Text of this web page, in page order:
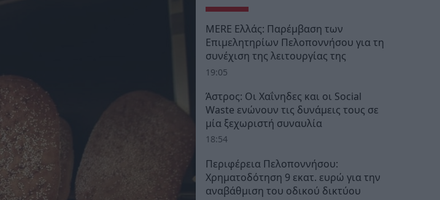
MERE Ελλάς: Παρέμβαση των
Επιμελητηρίων Πελοποννήσου για τη
συνέχιση της λειτουργίας της
19:05
Άστρος: Οι Χαΐνηδες και οι Social
Waste ενώνουν τις δυνάμεις τους σε
μία ξεχωριστή συναυλία
18:54
Περιφέρεια Πελοποννήσου:
Χρηματοδότηση 9 εκατ. ευρώ για την
αναβάθμιση του οδικού δικτύου